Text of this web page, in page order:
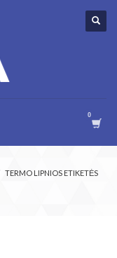
TERMO LIPNIOS ETIKETĖS